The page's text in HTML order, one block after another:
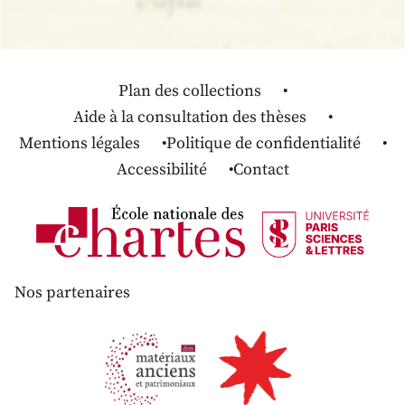
Plan des collections
Aide à la consultation des thèses
Mentions légales
Politique de confidentialité
Accessibilité
Contact
Nos partenaires